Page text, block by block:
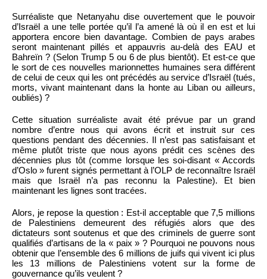
Surréaliste que Netanyahu dise ouvertement que le pouvoir
d’Israël a une telle portée qu’il l’a amené là où il en est et lui
apportera encore bien davantage. Combien de pays arabes
seront maintenant pillés et appauvris au-delà des EAU et
Bahreïn ? (Selon Trump 5 ou 6 de plus bientôt). Et est-ce que
le sort de ces nouvelles marionnettes humaines sera différent
de celui de ceux qui les ont précédés au service d’Israël (tués,
morts, vivant maintenant dans la honte au Liban ou ailleurs,
oubliés) ?
Cette situation surréaliste avait été prévue par un grand
nombre d’entre nous qui avons écrit et instruit sur ces
questions pendant des décennies. Il n’est pas satisfaisant et
même plutôt triste que nous ayons prédit ces scènes des
décennies plus tôt (comme lorsque les soi-disant « Accords
d’Oslo » furent signés permettant à l’OLP de reconnaître Israël
mais que Israël n’a pas reconnu la Palestine). Et bien
maintenant les lignes sont tracées.
Alors, je repose la question : Est-il acceptable que 7,5 millions
de Palestiniens demeurent des réfugiés alors que des
dictateurs sont soutenus et que des criminels de guerre sont
qualifiés d’artisans de la « paix » ? Pourquoi ne pouvons nous
obtenir que l’ensemble des 6 millions de juifs qui vivent ici plus
les 13 millions de Palestiniens votent sur la forme de
gouvernance qu’ils veulent ?